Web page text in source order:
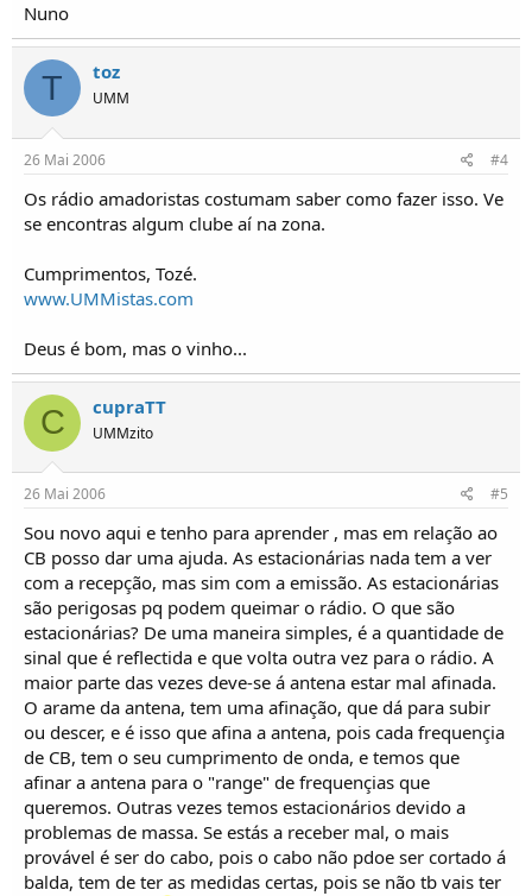
Nuno
T toz
UMM
26 Mai 2006 #4
Os rádio amadoristas costumam saber como fazer isso. Ve
se encontras algum clube aí na zona.
Cumprimentos, Tozé.
www.UMMistas.com
Deus é bom, mas o vinho...
C cupraTT
UMMzito
26 Mai 2006 #5
Sou novo aqui e tenho para aprender , mas em relação ao
CB posso dar uma ajuda. As estacionárias nada tem a ver
com a recepção, mas sim com a emissão. As estacionárias
são perigosas pq podem queimar o rádio. O que são
estacionárias? De uma maneira simples, é a quantidade de
sinal que é reflectida e que volta outra vez para o rádio. A
maior parte das vezes deve-se á antena estar mal afinada.
O arame da antena, tem uma afinação, que dá para subir
ou descer, e é isso que afina a antena, pois cada frequençia
de CB, tem o seu cumprimento de onda, e temos que
afinar a antena para o "range" de frequençias que
queremos. Outras vezes temos estacionários devido a
problemas de massa. Se estás a receber mal, o mais
provável é ser do cabo, pois o cabo não pdoe ser cortado á
balda, tem de ter as medidas certas, pois se não tb vais ter